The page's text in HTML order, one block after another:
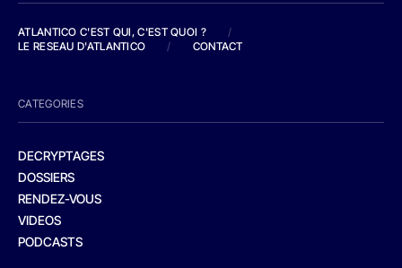
ATLANTICO C'EST QUI, C'EST QUOI ?
/
LE RESEAU D'ATLANTICO
/ CONTACT
CATEGORIES
DECRYPTAGES
DOSSIERS
RENDEZ-VOUS
VIDEOS
PODCASTS